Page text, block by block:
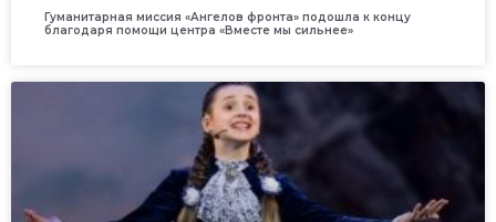
Гуманитарная миссия «Ангелов фронта» подошла к концу
благодаря помощи центра «Вместе мы сильнее»